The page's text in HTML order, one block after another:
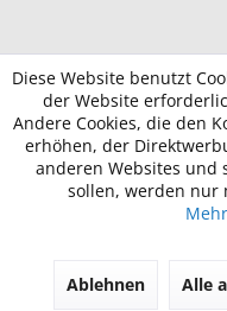
Diese Website benutzt
der Website
Andere Cookies, die den
erhöhen, der
anderen Websites und
sollen, werden nur
Ablehnen Alle